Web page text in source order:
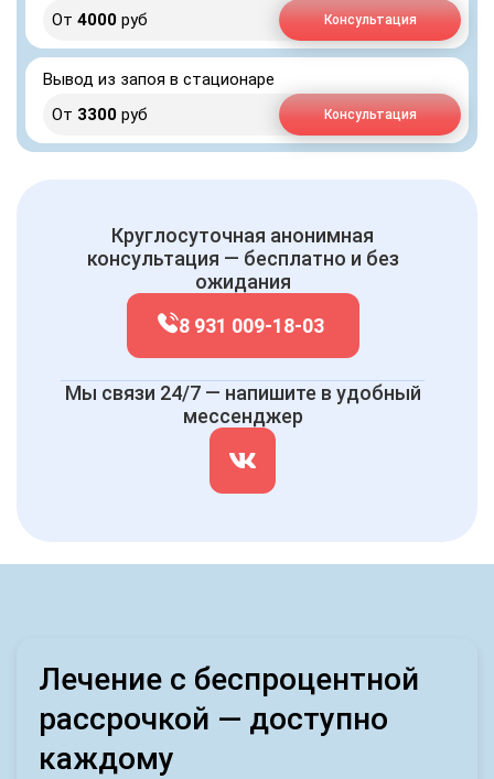
От 4000 руб Консультация
Вывод из запоя в стационаре
От 3300 руб Консультация
Круглосуточная анонимная
консультация — бесплатно и без
ожидания
8 931 009-18-03
Мы связи 24/7 — напишите в удобный
мессенджер
Лечение с беспроцентной
рассрочкой — доступно
каждому